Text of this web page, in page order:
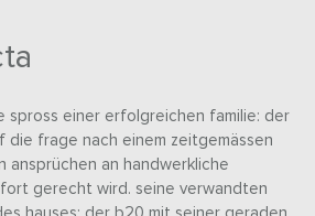
spross einer erfolgreichen familie: der
die frage nach einem zeitgemässen
ansprüchen an handwerkliche
gerecht wird. seine verwandten